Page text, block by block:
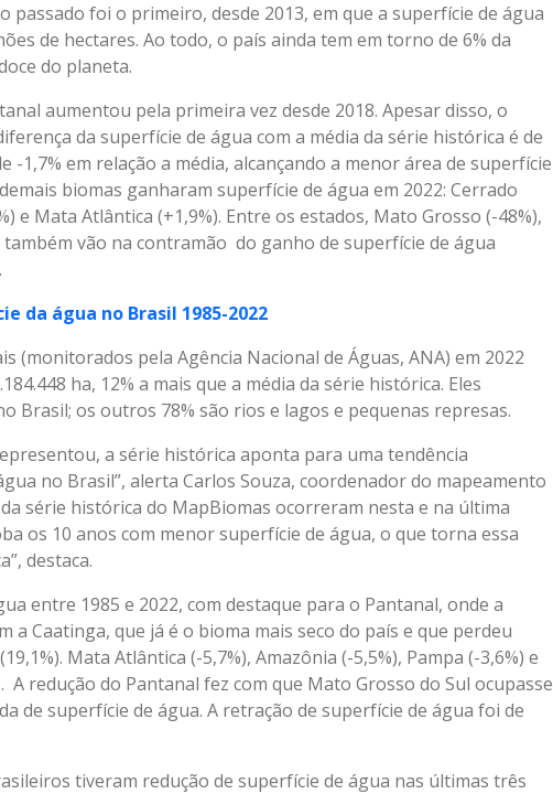
passado foi o primeiro, desde 2013, em que a superfície de água
de hectares. Ao todo, o país ainda tem em torno de 6% da
do planeta.
aumentou pela primeira vez desde 2018. Apesar disso, o
da superfície de água com a média da série histórica é de
-1,7% em relação a média, alcançando a menor área de superfície
biomas ganharam superfície de água em 2022: Cerrado
e Mata Atlântica (+1,9%). Entre os estados, Mato Grosso (-48%),
também vão na contramão do ganho de superfície de água
da água no Brasil 1985-2022
(monitorados pela Agência Nacional de Águas, ANA) em 2022
ha, 12% a mais que a média da série histórica. Eles
Brasil; os outros 78% são rios e lagos e pequenas represas.
a série histórica aponta para uma tendência
no Brasil”, alerta Carlos Souza, coordenador do mapeamento
série histórica do MapBiomas ocorreram nesta e na última
os 10 anos com menor superfície de água, o que torna essa
destaca.
entre 1985 e 2022, com destaque para o Pantanal, onde a
a Caatinga, que já é o bioma mais seco do país e que perdeu
Mata Atlântica (-5,7%), Amazônia (-5,5%), Pampa (-3,6%) e
A redução do Pantanal fez com que Mato Grosso do Sul ocupasse
de superfície de água. A retração de superfície de água foi de
tiveram redução de superfície de água nas últimas três